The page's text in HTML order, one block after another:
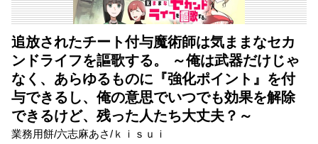
追放されたチート付与魔術師は気ままなセカ
ンドライフを謳歌する。 ～俺は武器だけじゃ
なく、あらゆるものに『強化ポイント』を付
与できるし、俺の意思でいつでも効果を解除
できるけど、残った人たち大丈夫？～
業務用餅/六志麻あさ/ ｋｉｓｕｉ